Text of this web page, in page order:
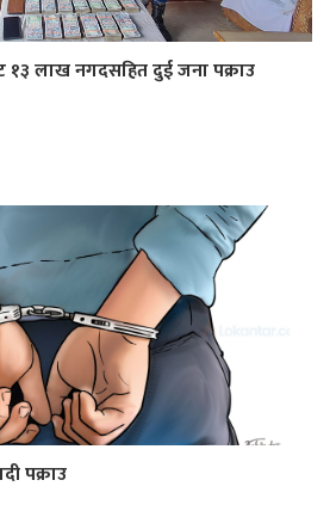
१३ लाख नगदसहित दुई जना पक्राउ
पक्राउ